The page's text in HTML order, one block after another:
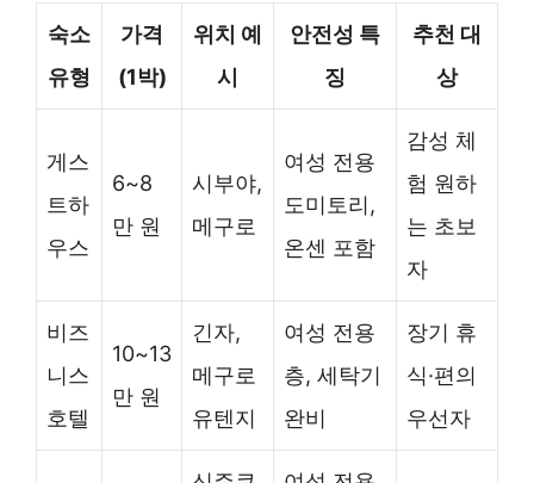
숙소
유형
가격
(1박)
위치 예
시
안전성 특
징
추천 대
상
게스
트하
우스
6~8
만 원
시부야,
메구로
여성 전용
도미토리,
온센 포함
감성 체
험 원하
는 초보
자
비즈
니스
호텔
10~13
만 원
긴자,
메구로
유텐지
여성 전용
층, 세탁기
완비
장기 휴
식·편의
우선자